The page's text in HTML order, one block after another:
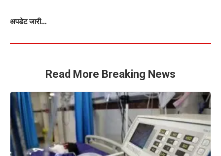
अपडेट जारी…
Read More Breaking News